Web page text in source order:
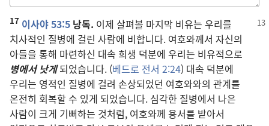
적는
칸
17 이사야 53:5 낭독. 이제 살펴볼 마지막 비유는 우리를
치사적인 질병에 걸린 사람에 비합니다. 여호와께서 자신의
아들을 통해 마련하신 대속 희생 덕분에 우리는 비유적으로
병에서 낫게되었습니다. (베드로 전서 2:24) 대속 덕분에
우리는 영적인 질병에 걸려 손상되었던 여호와와의 관계를
온전히 회복할 수 있게 되었습니다. 심각한 질병에서 나은
사람이 크게 기뻐하는 것처럼, 여호와께 용서를 받아서